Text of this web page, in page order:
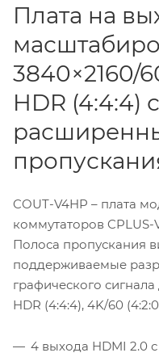
Плата на
3840×2160/
HDR (4:4:4)
COUT-V4HP – плата
коммутаторов CPLUS-
Полоса пропускания
поддерживаемые
графического
HDR (4:4:4), 4K/60
4 выхода HDMI 2.0